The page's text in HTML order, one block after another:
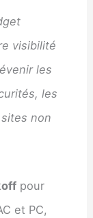
visibilité
les
les
non
pour
et PC,